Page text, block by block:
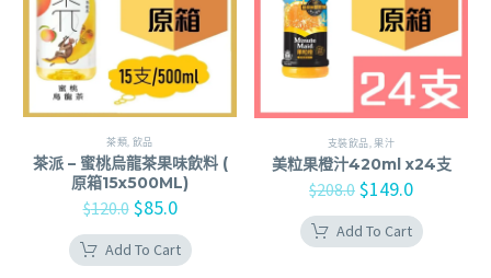
茶類 飲品
茶派 – 蜜桃烏龍茶果味飲料 (
原箱15x500ML)
$120.0 $85.0
Add To Cart
支裝飲品 ,果汁
美粒果橙汁420ml x24支
$208.0 $149.0
Add To Cart